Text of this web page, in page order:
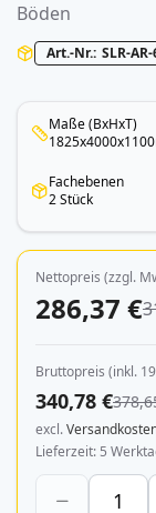
Böden
Art.-Nr. SLR-
Maße (BxHxT)
Fachebenen
2 Stück
Nettopreis (zzgl.
286,37 €
Bruttopreis (inkl.
340,78 €
excl.
Lieferzeit 5